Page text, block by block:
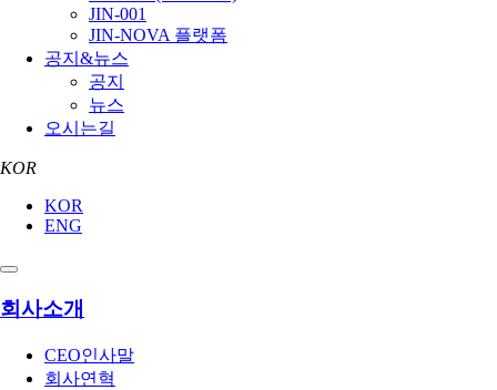
JIN-001
JIN-NOVA 플랫폼
공지&뉴스
공지
뉴스
오시는길
KOR
KOR
ENG
회사소개
CEO인사말
회사연혁